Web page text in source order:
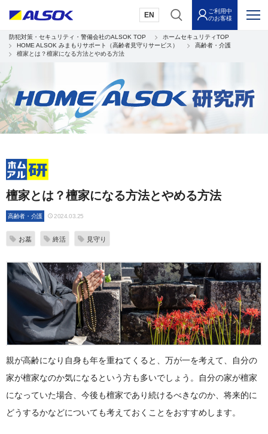
EN
ご利用中
のお客様
防犯対策・セキュリティ・警備会社のALSOK TOP
ホームセキュリティTOP
HOME ALSOK みまもりサポート（高齢者見守りサービス）
高齢者・介護
檀家とは？檀家になる方法とやめる方法
檀家とは？檀家になる方法とやめる方法
高齢者・介護 2024.03.25
お墓 終活 見守り
親が高齢になり自身も年を重ねてくると、万が一を考えて、自分の
家が檀家なのか気になるという方も多いでしょう。自分の家が檀家
になっていた場合、今後も檀家であり続けるべきなのか、将来的に
どうするかなどについても考えておくことをおすすめします。